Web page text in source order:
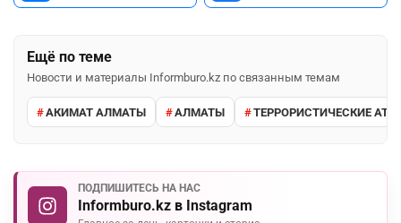
Ещё по теме
Новости и материалы Informburo.kz по связанным темам
АКИМАТ АЛМАТЫ АЛМАТЫ ТЕРРОРИСТИЧЕСКИЕ
ПОДПИШИТЕСЬ НА НАС
Informburo.kz в Instagram